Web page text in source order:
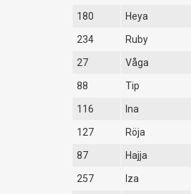
180 Heya
234 Ruby
27 Våga
88 Tip
116 Ina
127 Röja
87 Hajja
257 Iza